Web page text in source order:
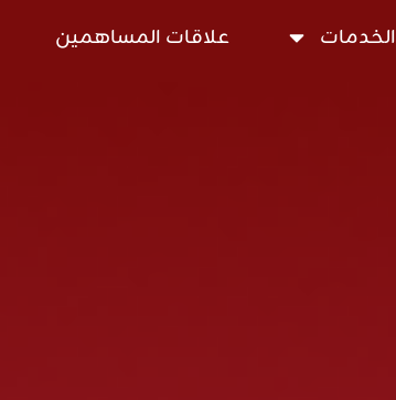
الخدمات علاقات المساهمين